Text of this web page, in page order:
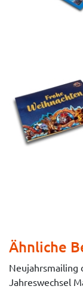
Ähnliche
Neujahrsmailing
Jahreswechsel